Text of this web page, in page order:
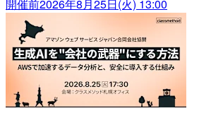
開催前2026年8月25日(火) 13:00